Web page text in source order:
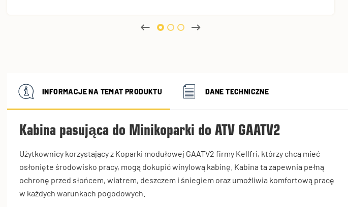
INFORMACJE NA TEMAT PRODUKTU DANE TECHNICZNE
Kabina pasująca do Minikoparki do ATV GAATV2
Użytkownicy korzystający z Koparki modułowej GAATV2 firmy Kellfri, którzy chcą mieć
osłonięte środowisko pracy, mogą dokupić winylową kabinę. Kabina ta zapewnia pełną
ochronę przed słońcem, wiatrem, deszczem i śniegiem oraz umożliwia komfortową pracę
w każdych warunkach pogodowych.